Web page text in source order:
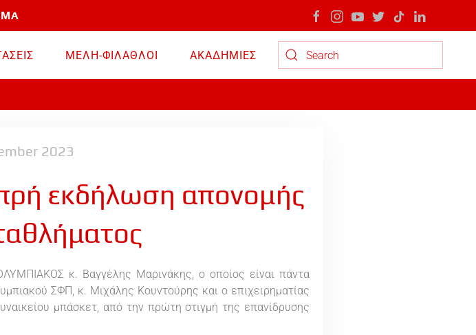
ΜΕΛΗ-ΦΙΛΑΘΛΟΙ
ΑΚΑΔΗΜΙΕΣ
Type 2 or more characters for results.
2023
εκδήλωση απονομής
κ. Βαγγέλης Μαρινάκης, ο οποίος είναι πάντα
ΣΦΠ, κ. Μιχάλης Κουντούρης και ο επιχειρηματίας
μπάσκετ, από την πρώτη στιγμή της επανίδρυσης